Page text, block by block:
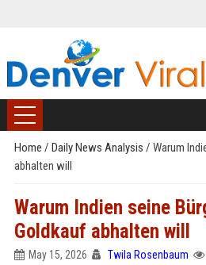
Home / Daily News Analysis / Warum
abhalten will
Warum Indien seine
Goldkauf abhalten will
May 15, 2026 Twila Rosenbaum